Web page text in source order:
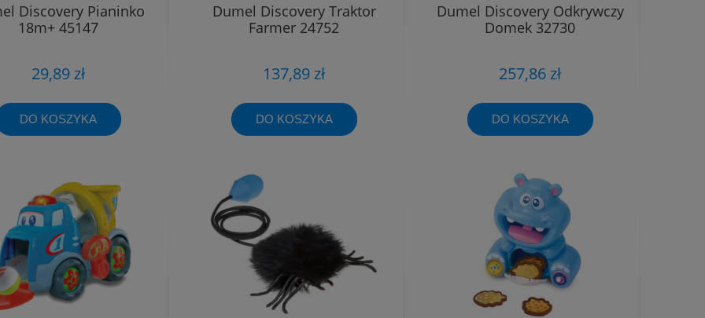
Discovery Pianinko
18m+ 45147
29,89 zł
DO KOSZYKA
Dumel Discovery Traktor
Farmer 24752
137,89 zł
DO KOSZYKA
Dumel Discovery Odkrywczy
Domek 32730
257,86 zł
DO KOSZYKA